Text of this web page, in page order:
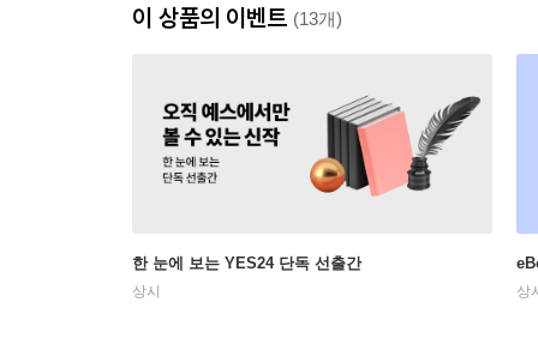
이 상품의 이벤트 (13개)
한 눈에 보는 YES24 단독 선출간
상시 상